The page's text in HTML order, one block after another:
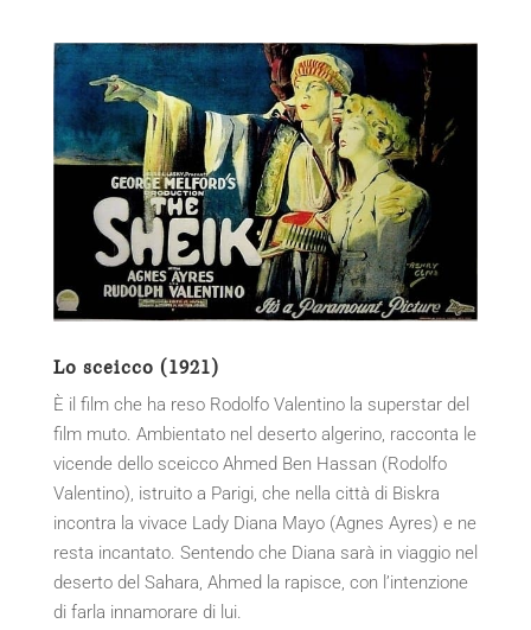
Lo sceicco (1921)
È il film che ha reso Rodolfo Valentino la superstar del
film muto. Ambientato nel deserto algerino, racconta le
vicende dello sceicco Ahmed Ben Hassan (Rodolfo
Valentino), istruito a Parigi, che nella città di Biskra
incontra la vivace Lady Diana Mayo (Agnes Ayres) e ne
resta incantato. Sentendo che Diana sarà in viaggio nel
deserto del Sahara, Ahmed la rapisce, con l’intenzione
di farla innamorare di lui.